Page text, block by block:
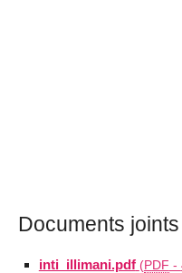
Documents joints
inti_illimani.pdf (PDF -